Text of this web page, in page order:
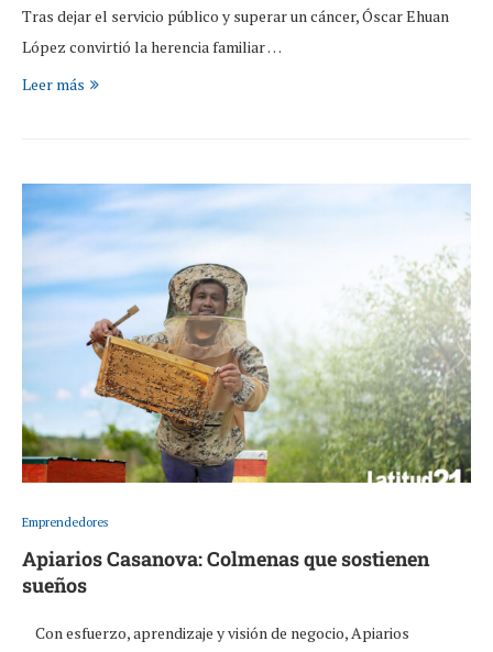
Tras dejar el servicio público y superar un cáncer, Óscar Ehuan
López convirtió la herencia familiar …
Leer más
Emprendedores
Apiarios Casanova: Colmenas que sostienen
sueños
Con esfuerzo, aprendizaje y visión de negocio, Apiarios